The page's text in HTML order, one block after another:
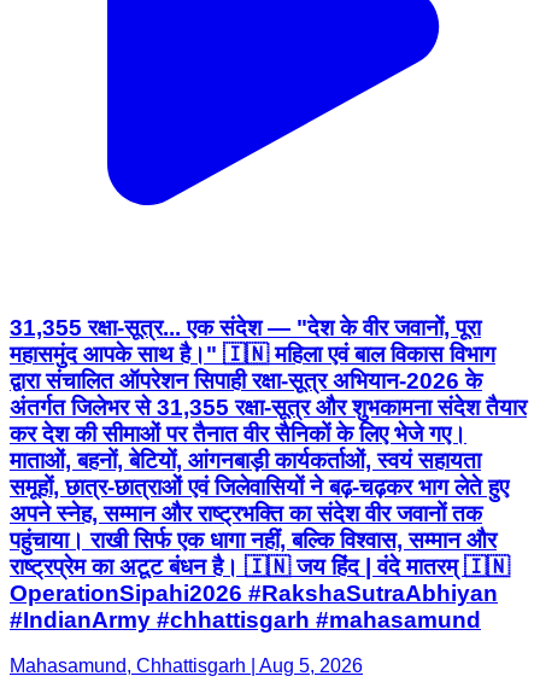
31,355 रक्षा-सूत्र... एक संदेश — "देश के वीर जवानों, पूरा
महासमुंद आपके साथ है।" 🇮🇳 महिला एवं बाल विकास विभाग
द्वारा संचालित ऑपरेशन सिपाही रक्षा-सूत्र अभियान-2026 के
अंतर्गत जिलेभर से 31,355 रक्षा-सूत्र और शुभकामना संदेश तैयार
कर देश की सीमाओं पर तैनात वीर सैनिकों के लिए भेजे गए।
माताओं, बहनों, बेटियों, आंगनबाड़ी कार्यकर्ताओं, स्वयं सहायता
समूहों, छात्र-छात्राओं एवं जिलेवासियों ने बढ़-चढ़कर भाग लेते हुए
अपने स्नेह, सम्मान और राष्ट्रभक्ति का संदेश वीर जवानों तक
पहुंचाया। राखी सिर्फ एक धागा नहीं, बल्कि विश्वास, सम्मान और
राष्ट्रप्रेम का अटूट बंधन है। 🇮🇳 जय हिंद | वंदे मातरम् 🇮🇳
OperationSipahi2026 #RakshaSutraAbhiyan
#IndianArmy #chhattisgarh #mahasamund
Mahasamund, Chhattisgarh | Aug 5, 2026